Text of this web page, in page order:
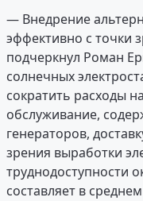
— Внедрение
эффективно с точки
подчеркнул Роман
солнечных
сократить расходы
обслуживание,
генераторов,
зрения выработки
труднодоступности
составляет в